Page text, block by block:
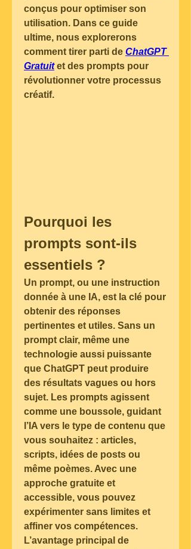
conçus pour optimiser son
utilisation. Dans ce guide
ultime, nous explorerons
comment tirer parti de ChatGPT
Gratuit et des prompts pour
révolutionner votre processus
créatif.
Pourquoi les
prompts sont-ils
essentiels ?
Un prompt, ou une instruction
donnée à une IA, est la clé pour
obtenir des réponses
pertinentes et utiles. Sans un
prompt clair, même une
technologie aussi puissante
que ChatGPT peut produire
des résultats vagues ou hors
sujet. Les prompts agissent
comme une boussole, guidant
l’IA vers le type de contenu que
vous souhaitez : articles,
scripts, idées de posts ou
même poèmes. Avec une
approche gratuite et
accessible, vous pouvez
expérimenter sans limites et
affiner vos compétences.